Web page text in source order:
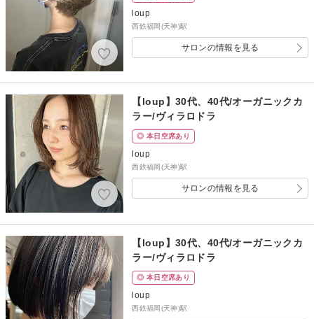
loup
西鉄福岡(天神)駅
サロンの情報を見る
【loup】30代、40代/オーガニックカ
ラー/ヴィラロドラ
◎ 本日空席あり
loup
西鉄福岡(天神)駅
サロンの情報を見る
【loup】30代、40代/オーガニックカ
ラー/ヴィラロドラ
◎ 本日空席あり
loup
西鉄福岡(天神)駅